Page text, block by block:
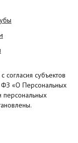
субъектов
ФЗ «О Персональных
персональных